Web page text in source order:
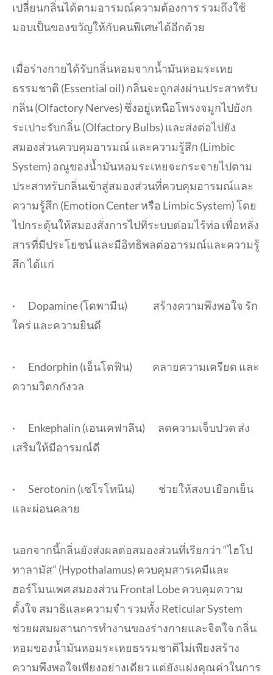
เปลี่ยนกลิ่นได้ตามอารมณ์ความต้องการ รวมถึงใช้
มอบเป็นของขวัญให้กับคนพิเศษได้อีกด้วย
เมื่อร่างกายได้รับกลิ่นหอมจากน้ำมันหอมระเหย
ธรรมชาติ (Essential oil) กลิ่นจะถูกส่งผ่านประสาทรับ
กลิ่น (Olfactory Nerves) ซึ่งอยู่เหนือโพรงจมูกไปยังก
ระเปาะรับกลิ่น (Olfactory Bulbs) และส่งต่อไปยัง
สมองส่วนควบคุมอารมณ์ และความรู้สึก (Limbic
System) อณูของน้ำมันหอมระเหยจะกระจายไปตาม
ประสาทรับกลิ่นเข้าสู่สมองส่วนที่ควบคุมอารมณ์และ
ความรู้สึก (Emotion Center หรือ Limbic System) โดย
ไปกระตุ้นให้สมองสั่งการไปที่ระบบต่อมไร้ท่อ เพื่อหลั่ง
สารที่มีประโยชน์ และมีอิทธิพลต่ออารมณ์และความรู้
สึก ได้แก่
· Dopamine (โดพามีน) สร้างความพึงพอใจ รัก
ใคร่ และความยินดี
· Endorphin (เอ็นโดฟิน) คลายความเครียด และ
ความวิตกกังวล
· Enkephalin (เอนเคฟาลีน) ลดความเจ็บปวด ส่ง
เสริมให้มีอารมณ์ดี
· Serotonin (เซโรโทนิน) ช่วยให้สงบ เยือกเย็น
และผ่อนคลาย
นอกจากนี้กลิ่นยังส่งผลต่อสมองส่วนที่เรียกว่า “ไฮโป
ทาลามัส” (Hypothalamus) ควบคุมสารเคมีและ
ฮอร์โมนเพศ สมองส่วน Frontal Lobe ควบคุมความ
ตั้งใจ สมาธิและความจำ รวมทั้ง Reticular System
ช่วยผสมผสานการทำงานของร่างกายและจิตใจ กลิ่น
หอมของน้ำมันหอมระเหยธรรมชาติไม่เพียงสร้าง
ความพึงพอใจเพียงอย่างเดียว แต่ยังแฝงคุณค่าในการ